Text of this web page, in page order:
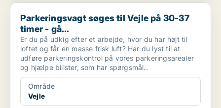
Parkeringsvagt søges til Vejle på 30-37 timer - gå...
Parkeringsvagt søges til Vejle på 30-37
timer - gå...
Er du på udkig efter et arbejde, hvor du har højt til
loftet og får en masse frisk luft? Har du lyst til at
udføre parkeringskontrol på vores parkeringsarealer
og hjælpe bilister, som har spørgsmål..
Område
Vejle